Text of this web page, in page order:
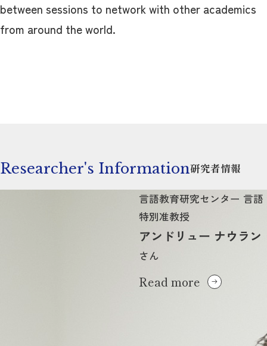
between sessions to network with other academics
from around the world.
Researcher's Information研究者情報
言語教育研究センター 言語
特別准教授
アンドリュー ナウラン
さん
Read more